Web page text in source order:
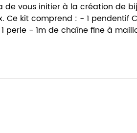
vous initier à la création de
Ce kit comprend : - 1 pendentif
perle - 1m de chaîne fine à